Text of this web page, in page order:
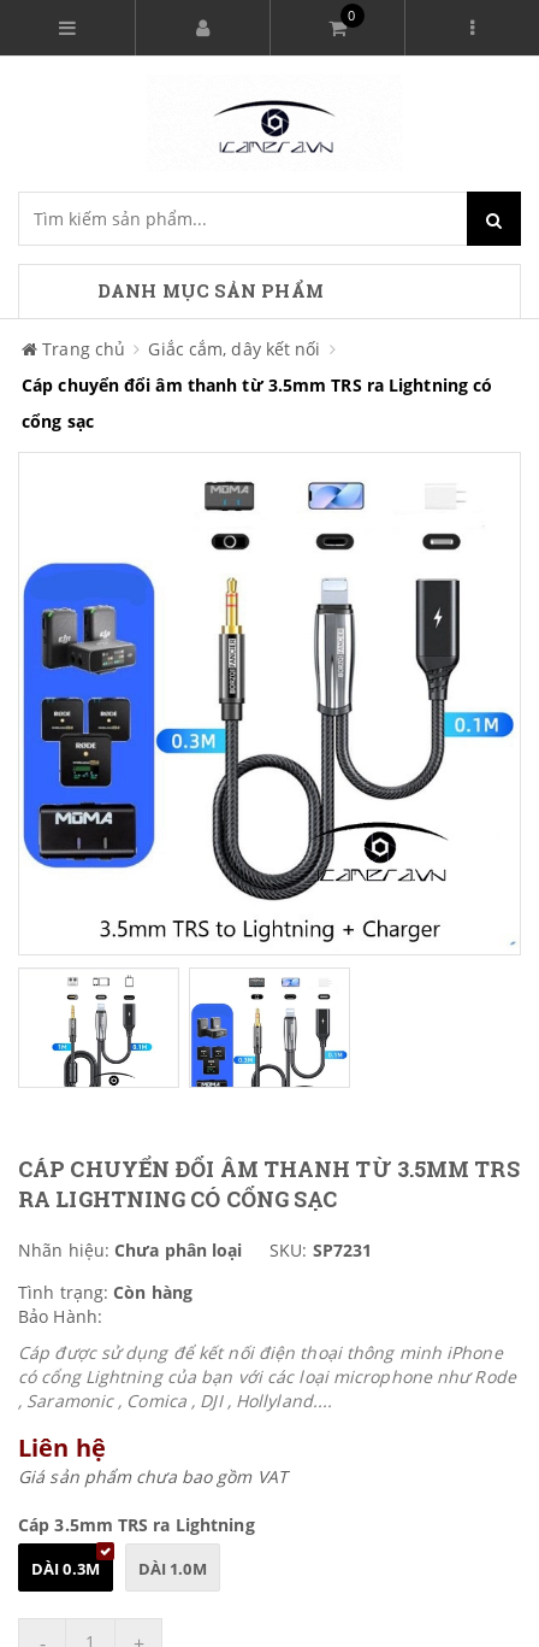
0
DANH MỤC SẢN PHẨM
Trang chủ
Giắc cắm, dây kết nối
Cáp chuyển đổi âm thanh từ 3.5mm TRS ra Lightning có
cổng sạc
CÁP CHUYỂN ĐỔI ÂM THANH TỪ 3.5MM TRS
RA LIGHTNING CÓ CỔNG SẠC
Nhãn hiệu: Chưa phân loại SKU: SP7231
Tình trạng: Còn hàng
Bảo Hành:
Cáp được sử dụng để kết nối điện thoại thông minh iPhone
có cổng Lightning của bạn với các loại microphone như Rode
, Saramonic , Comica , DJI , Hollyland....
Liên hệ
Giá sản phẩm chưa bao gồm VAT
Cáp 3.5mm TRS ra Lightning
DÀI 0.3M DÀI 1.0M